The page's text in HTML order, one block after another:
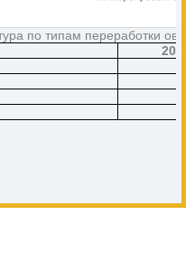
по типам переработки
2017